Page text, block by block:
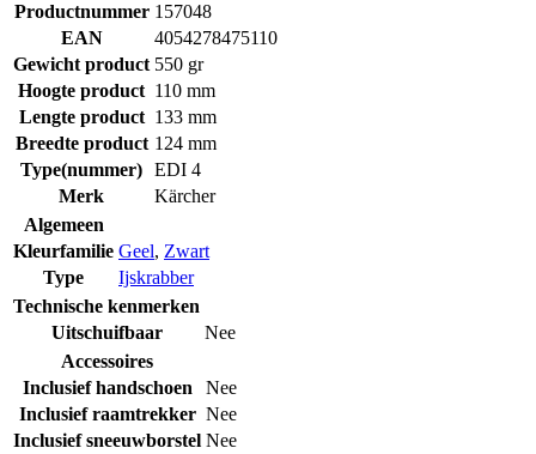
Productnummer 157048
EAN
4054278475110
Gewicht product 550 gr
Hoogte product 110 mm
Lengte product 133 mm
Breedte product 124 mm
Type(nummer) EDI 4
Merk
Kärcher
Algemeen
Kleurfamilie Geel, Zwart
Type
Ijskrabber
Technische kenmerken
Uitschuifbaar
Nee
Accessoires
Inclusief handschoen
Nee
Inclusief raamtrekker Nee
Inclusief sneeuwborstel Nee